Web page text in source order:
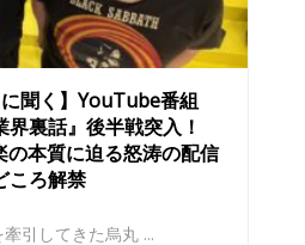
に聞く】YouTube番組
界裏話』後半戦突入！
の本質に迫る怒涛の配信
ころ解禁
引してきた烏丸 ...